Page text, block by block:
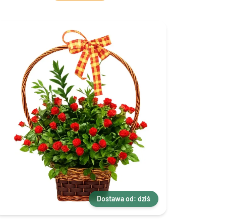
Dostawa od: dziś